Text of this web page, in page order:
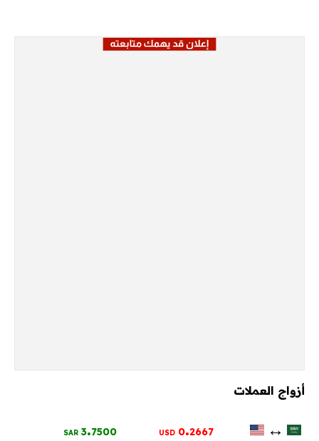
أزواج العملات
↔
0.2667
USD
3.7500
SAR